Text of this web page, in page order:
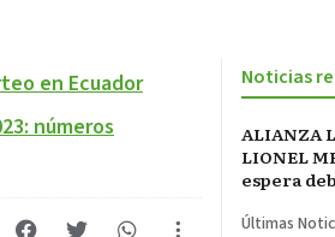
en Ecuador
números
Noticias
ALIANZA
LIONEL
espera
Últimas